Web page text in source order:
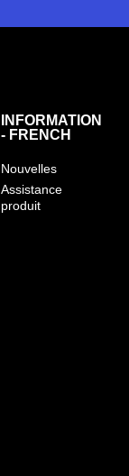
INFORMATION
- FRENCH
Nouvelles
Assistance
produit